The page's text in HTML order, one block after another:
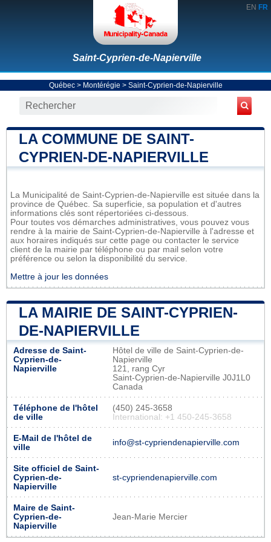
EN FR
Saint-Cyprien-de-Napierville
Québec> Montérégie > Saint-Cyprien-de-Napierville
LA COMMUNE DE SAINT-
CYPRIEN-DE-NAPIERVILLE
La Municipalité de Saint-Cyprien-de-Napierville est située dans la
province de Québec. Sa superficie, sa population et d'autres
informations clés sont répertoriées ci-dessous.
Pour toutes vos démarches administratives, vous pouvez vous
rendre à la mairie de Saint-Cyprien-de-Napierville à l'adresse et
aux horaires indiqués sur cette page ou contacter le service
client de la mairie par téléphone ou par mail selon votre
préférence ou selon la disponibilité du service.
Mettre à jour les données
LA MAIRIE DE SAINT-CYPRIEN-
DE-NAPIERVILLE
Adresse de Saint-
Cyprien-de-
Napierville
Hôtel de ville de Saint-Cyprien-de-
Napierville
121, rang Cyr
Saint-Cyprien-de-Napierville J0J1L0
Canada
Téléphone de l'hôtel
de ville
(450) 245-3658
International: +1 450-245-3658
E-Mail de l'hôtel de
ville
info@st-cypriendenapierville.com
Site officiel de Saint-
Cyprien-de-
Napierville
st-cypriendenapierville.com
Maire de Saint-
Cyprien-de-
Napierville
Jean-Marie Mercier